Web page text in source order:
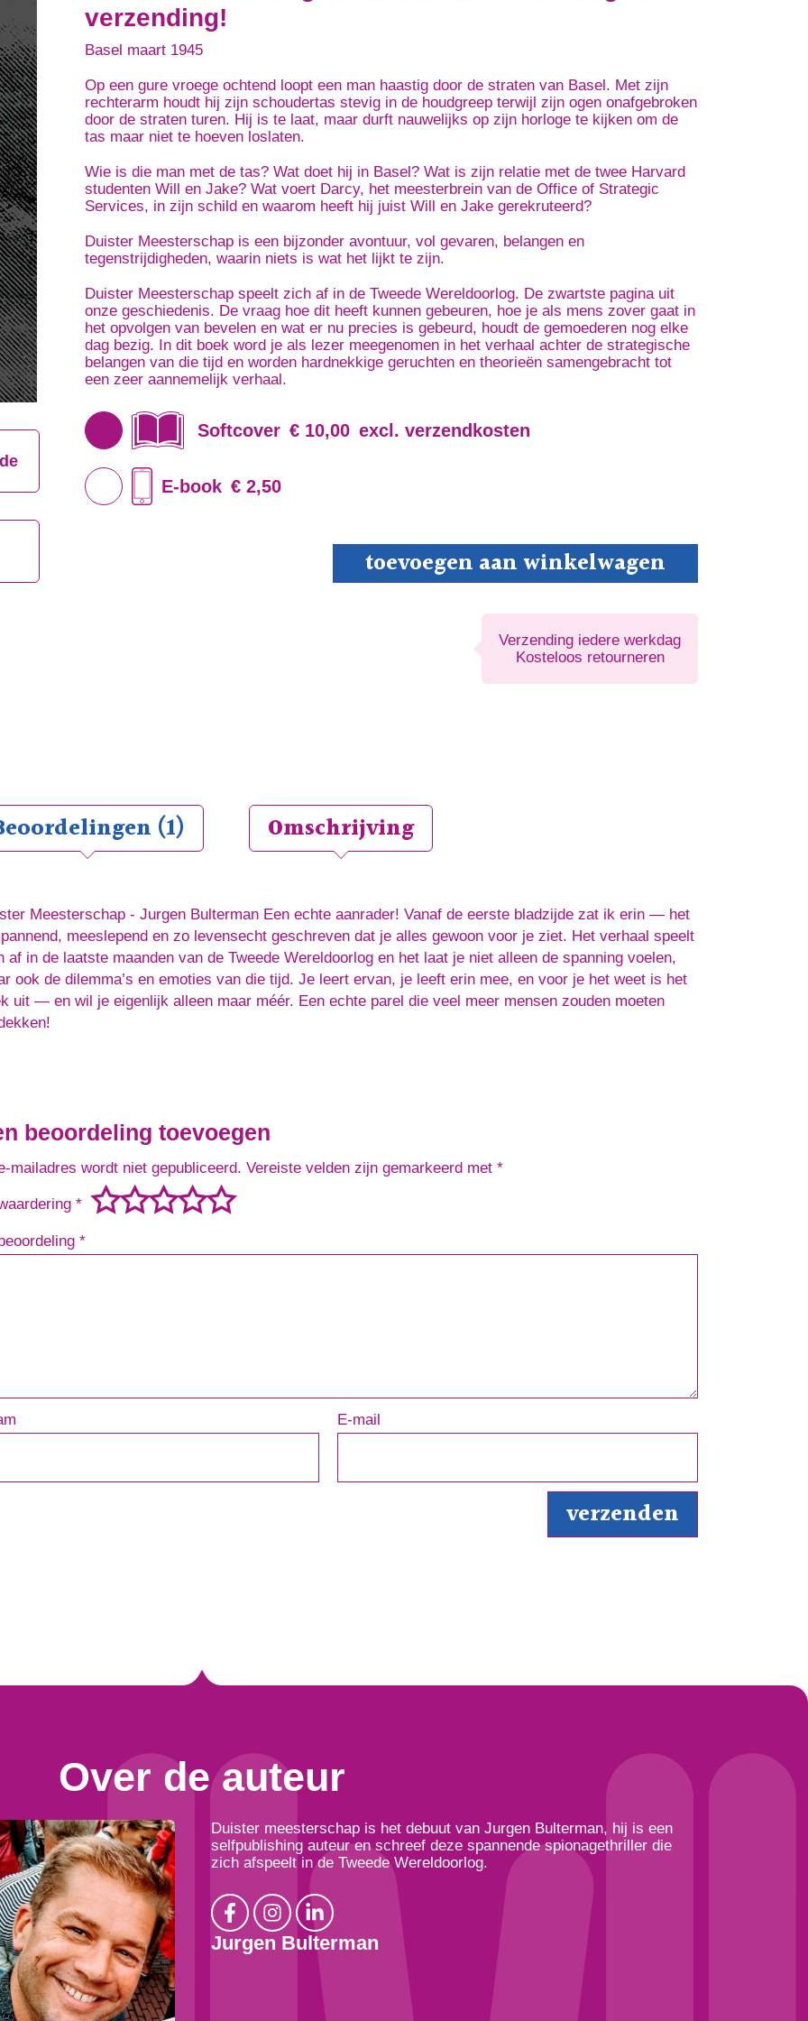
verzending!
Basel maart 1945
Op een gure vroege ochtend loopt een man haastig door de straten van Basel. Met zijn
rechterarm houdt hij zijn schoudertas stevig in de houdgreep terwijl zijn ogen onafgebroken
door de straten turen. Hij is te laat, maar durft nauwelijks op zijn horloge te kijken om de
tas maar niet te hoeven loslaten.
Wie is die man met de tas? Wat doet hij in Basel? Wat is zijn relatie met de twee Harvard
studenten Will en Jake? Wat voert Darcy, het meesterbrein van de Office of Strategic
Services, in zijn schild en waarom heeft hij juist Will en Jake gerekruteerd?
Duister Meesterschap is een bijzonder avontuur, vol gevaren, belangen en
tegenstrijdigheden, waarin niets is wat het lijkt te zijn.
Duister Meesterschap speelt zich af in de Tweede Wereldoorlog. De zwartste pagina uit
onze geschiedenis. De vraag hoe dit heeft kunnen gebeuren, hoe je als mens zover gaat in
het opvolgen van bevelen en wat er nu precies is gebeurd, houdt de gemoederen nog elke
dag bezig. In dit boek word je als lezer meegenomen in het verhaal achter de strategische
belangen van die tijd en worden hardnekkige geruchten en theorieën samengebracht tot
een zeer aannemelijk verhaal.
Softcover € 10,00 excl. verzendkosten
E-book € 2,50
Duister
Meesterschap
aantal
toevoegen aan winkelwagen
Verzending iedere werkdag
Kosteloos retourneren
(1) Omschrijving
Meesterschap - Jurgen Bulterman Een echte aanrader! Vanaf de eerste bladzijde zat ik erin — het
meeslepend en zo levensecht geschreven dat je alles gewoon voor je ziet. Het verhaal speelt
af in de laatste maanden van de Tweede Wereldoorlog en het laat je niet alleen de spanning voelen,
ook de dilemma’s en emoties van die tijd. Je leert ervan, je leeft erin mee, en voor je het weet is het
uit — en wil je eigenlijk alleen maar méér. Een echte parel die veel meer mensen zouden moeten
beoordeling toevoegen
mailadres wordt niet gepubliceerd. Vereiste velden zijn gemarkeerd met *
*
*
E-mail
Over de auteur
Duister meesterschap is het debuut van Jurgen Bulterman, hij is een
selfpublishing auteur en schreef deze spannende spionagethriller die
zich afspeelt in de Tweede Wereldoorlog.
Jurgen Bulterman